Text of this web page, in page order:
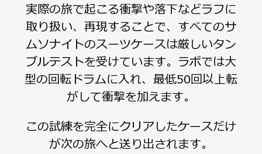
実際の旅で起こる衝撃や落下などラフに
取り扱い、再現することで、すべてのサ
ムソナイトのスーツケースは厳しいタン
ブルテストを受けています。ラボでは大
型の回転ドラムに入れ、最低50回以上転
がして衝撃を加えます。
この試練を完全にクリアしたケースだけ
が次の旅へと送り出されます。